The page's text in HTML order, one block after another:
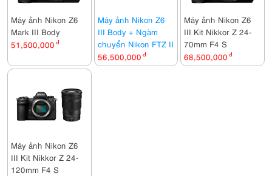
Máy ảnh Nikon Z6
Mark III Body
51,500,000 đ
Máy ảnh Nikon Z6
III Body + Ngàm
chuyển Nikon FTZ II
56,500,000 đ
Máy ảnh Nikon Z6
III Kit Nikkor Z 24-
70mm F4 S
68,500,000 đ
Máy ảnh Nikon Z6
III Kit Nikkor Z 24-
120mm F4 S